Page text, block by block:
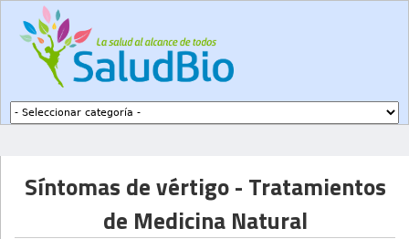
Síntomas de vértigo - Tratamientos
de Medicina Natural